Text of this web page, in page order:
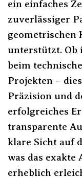
ein einfaches
zuverlässiger
geometrischen
unterstützt.
beim
Projekten –
Präzision und
erfolgreiches
transparente
klare Sicht auf
was das exakte
erheblich